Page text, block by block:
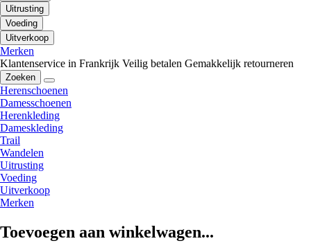
Uitrusting
Voeding
Uitverkoop
Merken
Klantenservice in Frankrijk Veilig betalen Gemakkelijk retourneren
Zoeken
Herenschoenen
Damesschoenen
Herenkleding
Dameskleding
Trail
Wandelen
Uitrusting
Voeding
Uitverkoop
Merken
Toevoegen aan winkelwagen...